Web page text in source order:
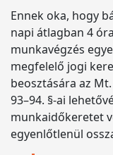
Ennek oka, hogy
napi átlagban 4
munkavégzés
megfelelő jogi
beosztására az
93–94. §-ai
munkaidőkeretet
egyenlőtlenül